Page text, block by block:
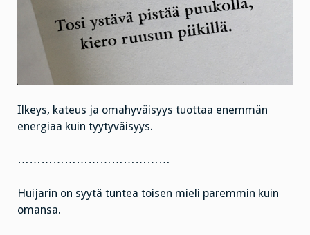
Ilkeys, kateus ja omahyväisyys tuottaa enemmän
energiaa kuin tyytyväisyys.
…………………………………
Huijarin on syytä tuntea toisen mieli paremmin kuin
omansa.